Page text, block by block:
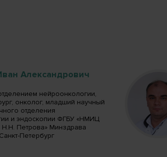
Александрович
нейроонкологии,
онколог, младший научный
отделения
и эндоскопии ФГБУ «НМИЦ
Н.Н. Петрова» Минздрава
Петербург